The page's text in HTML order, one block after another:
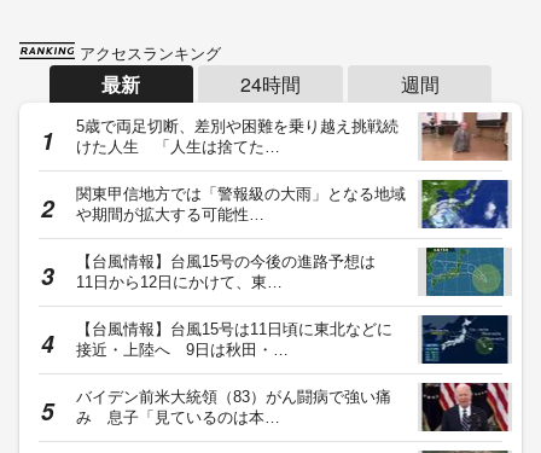
アクセスランキング
最新 24時間 週間
5歳で両足切断、差別や困難を乗り越え挑戦続
けた人生 「人生は捨てた…
関東甲信地方では「警報級の大雨」となる地域
や期間が拡大する可能性…
【台風情報】台風15号の今後の進路予想は
11日から12日にかけて、東…
【台風情報】台風15号は11日頃に東北などに
接近・上陸へ 9日は秋田・…
バイデン前米大統領（83）がん闘病で強い痛
み 息子「見ているのは本…